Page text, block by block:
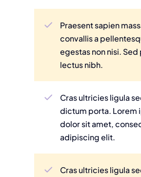
Praesent sapien
convallis a
egestas non nisi.
lectus nibh.
Cras ultricies ligula
dictum porta. Lorem
dolor sit amet,
adipiscing elit.
Cras ultricies ligula